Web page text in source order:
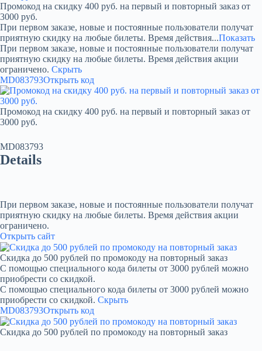
Промокод на скидку 400 руб. на первый и повторный заказ от
3000 руб.
При первом заказе, новые и постоянные пользователи получат
приятную скидку на любые билеты. Время действия...Показать
При первом заказе, новые и постоянные пользователи получат
приятную скидку на любые билеты. Время действия акции
ограничено. Скрыть
MD083793Открыть код
Промокод на скидку 400 руб. на первый и повторный заказ от
3000 руб.
MD083793
Details
При первом заказе, новые и постоянные пользователи получат
приятную скидку на любые билеты. Время действия акции
ограничено.
Открыть сайт
Скидка до 500 рублей по промокоду на повторный заказ
С помощью специального кода билеты от 3000 рублей можно
приобрести со скидкой.
С помощью специального кода билеты от 3000 рублей можно
приобрести со скидкой. Скрыть
MD083793Открыть код
Скидка до 500 рублей по промокоду на повторный заказ